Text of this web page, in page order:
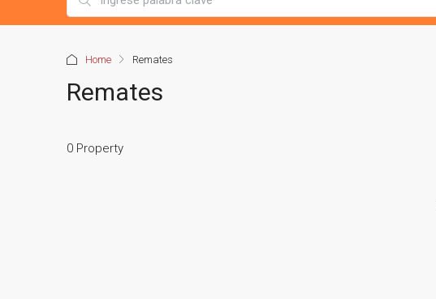
Home Remates
Remates
0 Property